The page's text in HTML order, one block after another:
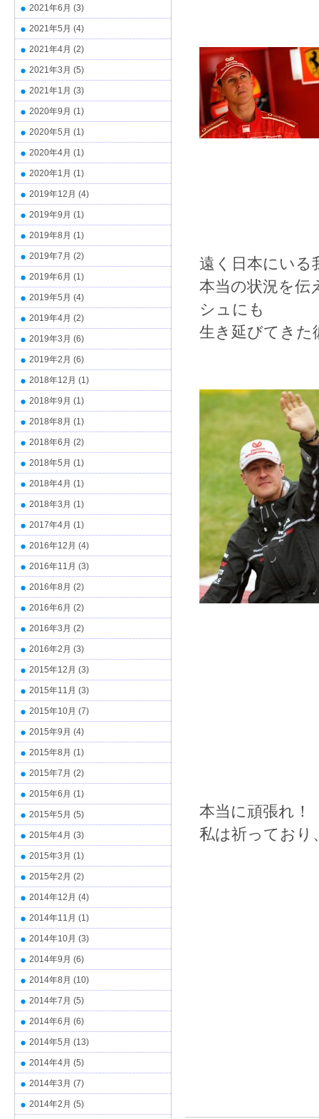
遠く日本にいる
本当の状況を伝
シュにも
生き延びてきた
本当に頑張れ
私は祈っており
2021年6月 (3)
2021年5月 (4)
2021年4月 (2)
2021年3月 (5)
2021年1月 (3)
2020年9月 (1)
2020年5月 (1)
2020年4月 (1)
2020年1月 (1)
2019年12月 (4)
2019年9月 (1)
2019年8月 (1)
2019年7月 (2)
2019年6月 (1)
2019年5月 (4)
2019年4月 (2)
2019年3月 (6)
2019年2月 (6)
2018年12月 (1)
2018年9月 (1)
2018年8月 (1)
2018年6月 (2)
2018年5月 (1)
2018年4月 (1)
2018年3月 (1)
2017年4月 (1)
2016年12月 (4)
2016年11月 (3)
2016年8月 (2)
2016年6月 (2)
2016年3月 (2)
2016年2月 (3)
2015年12月 (3)
2015年11月 (3)
2015年10月 (7)
2015年9月 (4)
2015年8月 (1)
2015年7月 (2)
2015年6月 (1)
2015年5月 (5)
2015年4月 (3)
2015年3月 (1)
2015年2月 (2)
2014年12月 (4)
2014年11月 (1)
2014年10月 (3)
2014年9月 (6)
2014年8月 (10)
2014年7月 (5)
2014年6月 (6)
2014年5月 (13)
2014年4月 (5)
2014年3月 (7)
2014年2月 (5)